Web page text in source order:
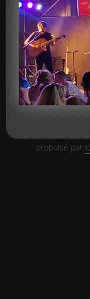
propulsé par